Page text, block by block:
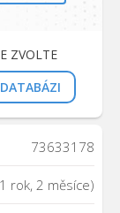
ZVOLTE
73633178
rok, 2 měsíce)